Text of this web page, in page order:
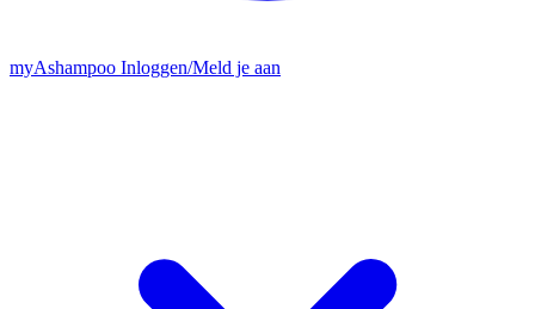
myAshampoo Inloggen/Meld je aan